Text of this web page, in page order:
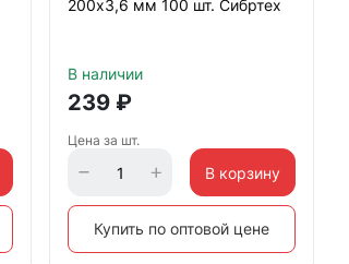
200х3,6 мм 100 шт. Сибртех
В наличии
239₽
Цена за шт.
В корзину
Купить по оптовой цене